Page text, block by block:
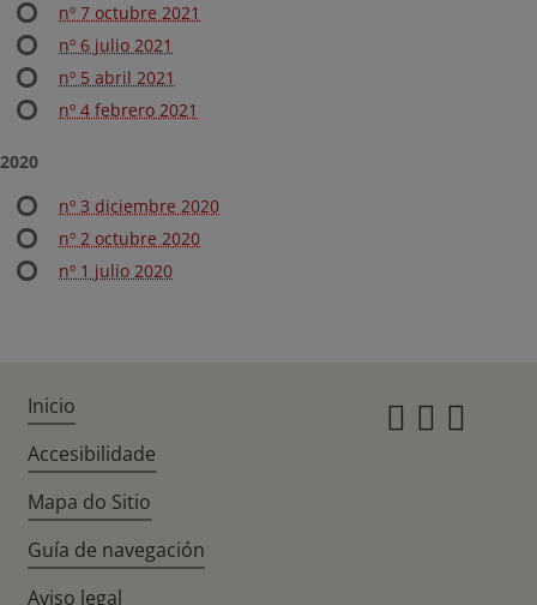
nº 7 octubre 2021
nº 6 julio 2021
nº 5 abril 2021
nº 4 febrero 2021
2020
nº 3 diciembre 2020
nº 2 octubre 2020
nº 1 julio 2020
Inicio
Accesibilidade
Mapa do Sitio
Guía de navegación
Aviso legal